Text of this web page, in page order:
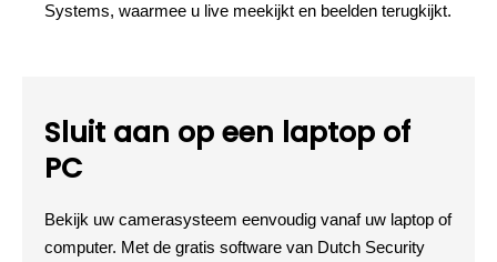
Systems, waarmee u live meekijkt en beelden terugkijkt.
Sluit aan op een laptop of
PC
Bekijk uw camerasysteem eenvoudig vanaf uw laptop of
computer. Met de gratis software van Dutch Security